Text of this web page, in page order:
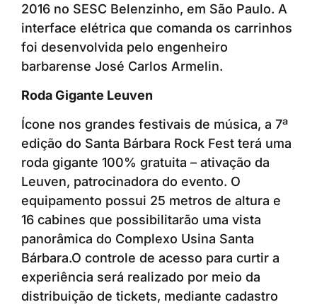
2016 no SESC Belenzinho, em São Paulo. A
interface elétrica que comanda os carrinhos
foi desenvolvida pelo engenheiro
barbarense José Carlos Armelin.
Roda Gigante Leuven
Ícone nos grandes festivais de música, a 7ª
edição do Santa Bárbara Rock Fest terá uma
roda gigante 100% gratuita – ativação da
Leuven, patrocinadora do evento. O
equipamento possui 25 metros de altura e
16 cabines que possibilitarão uma vista
panorâmica do Complexo Usina Santa
Bárbara.O controle de acesso para curtir a
experiência será realizado por meio da
distribuição de tickets, mediante cadastro